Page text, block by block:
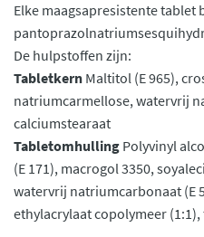
Elke maagsapresistente tablet
De hulpstoffen zijn:
Tabletkern Maltitol (E 965),
natriumcarmellose, watervrij
calciumstearaat
Tabletomhulling Polyvinyl
(E 171), macrogol 3350,
watervrij natriumcarbonaat (E
ethylacrylaat copolymeer